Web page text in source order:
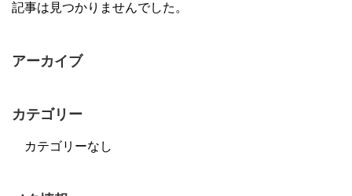
記事は見つかりませんでした。
アーカイブ
カテゴリー
カテゴリーなし